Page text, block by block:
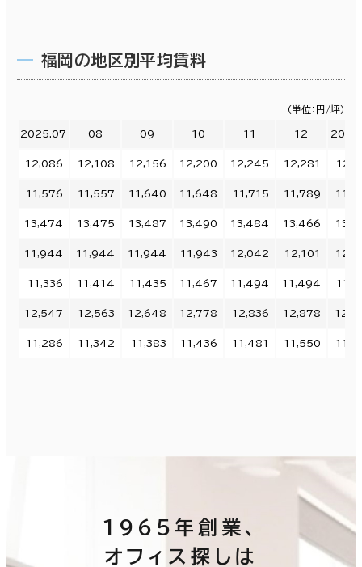
福岡の地区別平均賃料
（単位：円/坪）
2025.07 08 09 10 11 12
12,086 12,108 12,156 12,200 12,245 12,281
11,576 11,557 11,640 11,648 11,715 11,789
13,474 13,475 13,487 13,490 13,484 13,466
11,944 11,944 11,944 11,943 12,042 12,101
11,336 11,414 11,435 11,467 11,494 11,494
12,547 12,563 12,648 12,778 12,836 12,878
11,286 11,342 11,383 11,436 11,481 11,550
1965年創業、
オフィス探しは